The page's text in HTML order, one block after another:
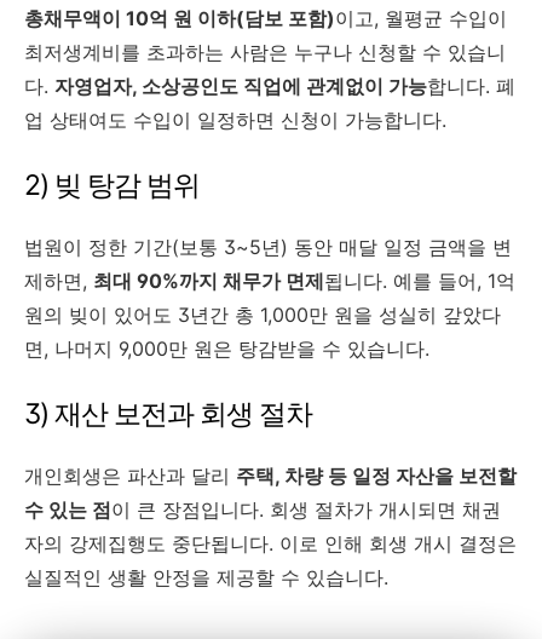
총채무액이 10억 원 이하(담보 포함)이고, 월평균 수입이
최저생계비를 초과하는 사람은 누구나 신청할 수 있습니
다. 자영업자, 소상공인도 직업에 관계없이 가능합니다. 폐
업 상태여도 수입이 일정하면 신청이 가능합니다.
2) 빚 탕감 범위
법원이 정한 기간(보통 3~5년) 동안 매달 일정 금액을 변
제하면, 최대 90%까지 채무가 면제됩니다. 예를 들어, 1억
원의 빚이 있어도 3년간 총 1,000만 원을 성실히 갚았다
면, 나머지 9,000만 원은 탕감받을 수 있습니다.
3) 재산 보전과 회생 절차
개인회생은 파산과 달리 주택, 차량 등 일정 자산을 보전할
수 있는 점이 큰 장점입니다. 회생 절차가 개시되면 채권
자의 강제집행도 중단됩니다. 이로 인해 회생 개시 결정은
실질적인 생활 안정을 제공할 수 있습니다.